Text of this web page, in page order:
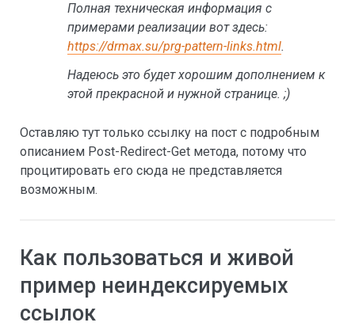
Полная техническая информация с
примерами реализации вот здесь:
https://drmax.su/prg-pattern-links.html.
Надеюсь это будет хорошим дополнением к
этой прекрасной и нужной странице. ;)
Оставляю тут только ссылку на пост с подробным
описанием Post-Redirect-Get метода, потому что
процитировать его сюда не представляется
возможным.
Как пользоваться и живой
пример неиндексируемых
ссылок